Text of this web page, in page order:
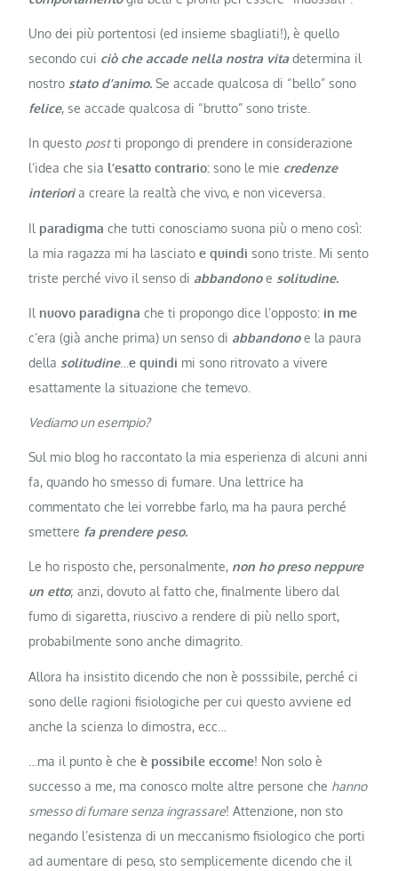
Uno dei più portentosi (ed insieme sbagliati!), è quello
secondo cui ciò che accade nella nostra vitadetermina il
nostro stato d’animo.Se accade qualcosa di “bello” sono
felice, se accade qualcosa di “brutto” sono triste.
In questo postti propongo di prendere in considerazione
l’idea che sia l’esatto contrario:sono le mie credenze
interioria creare la realtà che vivo, e non viceversa.
Il paradigmache tutti conosciamo suona più o meno così:
la mia ragazza mi ha lasciatoe quindisono triste. Mi sento
triste perché vivo il senso di abbandonoe solitudine.
Il nuovo paradignache ti propongo dice l’opposto: in me
c’era (già anche prima) un senso di abbandonoe la paura
della solitudine…e quindi mi sono ritrovato a vivere
esattamente la situazione che temevo.
Vediamo un esempio?
Sul mio blog ho raccontato la mia esperienza di alcuni anni
fa, quando ho smesso di fumare. Una lettrice ha
commentato che lei vorrebbe farlo, ma ha paura perché
smettere fa prendere peso.
Le ho risposto che, personalmente, non ho preso neppure
un etto; anzi, dovuto al fatto che, finalmente libero dal
fumo di sigaretta, riuscivo a rendere di più nello sport,
probabilmente sono anche dimagrito.
Allora ha insistito dicendo che non è posssibile, perché ci
sono delle ragioni fisiologiche per cui questo avviene ed
anche la scienza lo dimostra, ecc…
…ma il punto è cheè possibile eccome! Non solo è
successo a me, ma conosco molte altre persone che hanno
smesso di fumare senza ingrassare! Attenzione, non sto
negando l’esistenza di un meccanismo fisiologico che porti
ad aumentare di peso, sto semplicemente dicendo che il